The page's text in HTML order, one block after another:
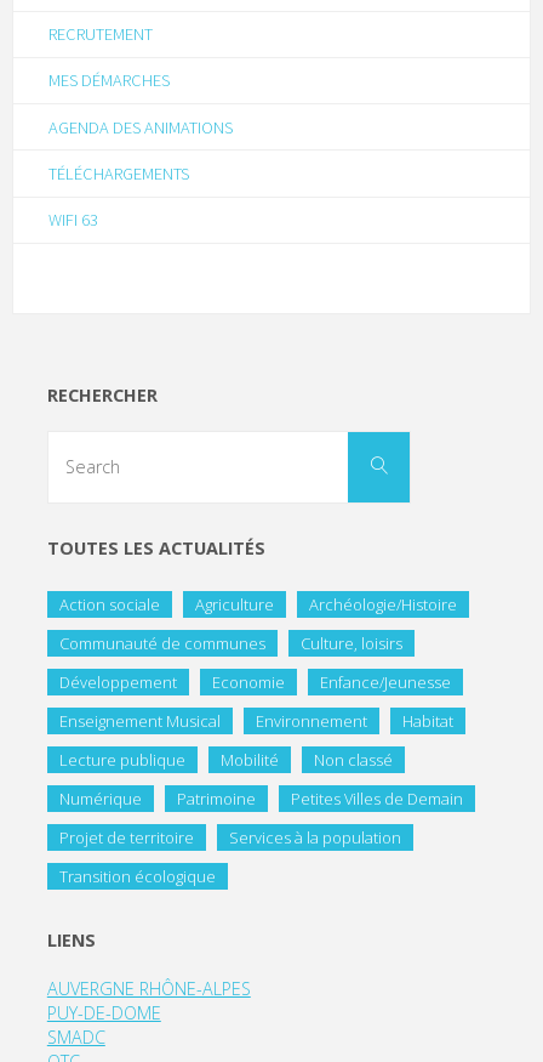
RECRUTEMENT
MES DÉMARCHES
AGENDA DES ANIMATIONS
TÉLÉCHARGEMENTS
WIFI 63
RECHERCHER
TOUTES LES ACTUALITÉS
Action sociale Agriculture
Archéologie/Histoire
Communauté de communes
Culture, loisirs
Développement
Economie
Enfance/Jeunesse
Enseignement Musical
Environnement
Habitat
Lecture publique
Mobilité
Non classé
Numérique
Patrimoine
Petites Villes de Demain
Projet de territoire
Services à la population
Transition écologique
LIENS
AUVERGNE RHÔNE-ALPES
PUY-DE-DOME
SMADC